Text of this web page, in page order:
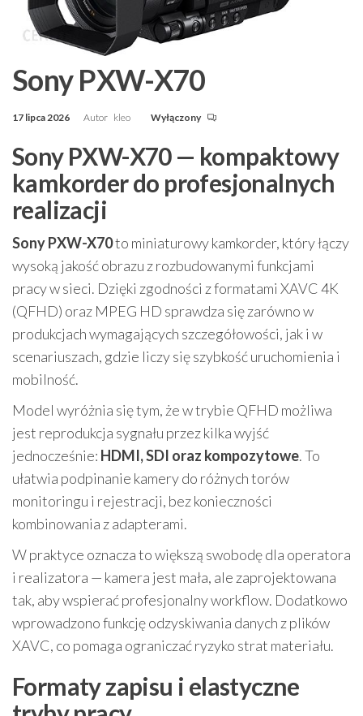
Sony PXW-X70
17 lipca 2026 Autor kleo Wyłączony
Sony PXW-X70 — kompaktowy
kamkorder do profesjonalnych
realizacji
Sony PXW-X70to miniaturowy kamkorder, który łączy
wysoką jakość obrazu z rozbudowanymi funkcjami
pracy w sieci. Dzięki zgodności z formatami XAVC 4K
(QFHD) oraz MPEG HD sprawdza się zarówno w
produkcjach wymagających szczegółowości, jak i w
scenariuszach, gdzie liczy się szybkość uruchomienia i
mobilność.
Model wyróżnia się tym, że w trybie QFHD możliwa
jest reprodukcja sygnału przez kilka wyjść
jednocześnie: HDMI, SDI oraz kompozytowe. To
ułatwia podpinanie kamery do różnych torów
monitoringu i rejestracji, bez konieczności
kombinowania z adapterami.
W praktyce oznacza to większą swobodę dla operatora
i realizatora — kamera jest mała, ale zaprojektowana
tak, aby wspierać profesjonalny workflow. Dodatkowo
wprowadzono funkcję odzyskiwania danych z plików
XAVC, co pomaga ograniczać ryzyko strat materiału.
Formaty zapisu i elastyczne